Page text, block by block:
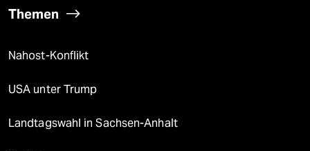
Themen
Nahost-Konflikt
USA unter Trump
Landtagswahl in Sachsen-Anhalt